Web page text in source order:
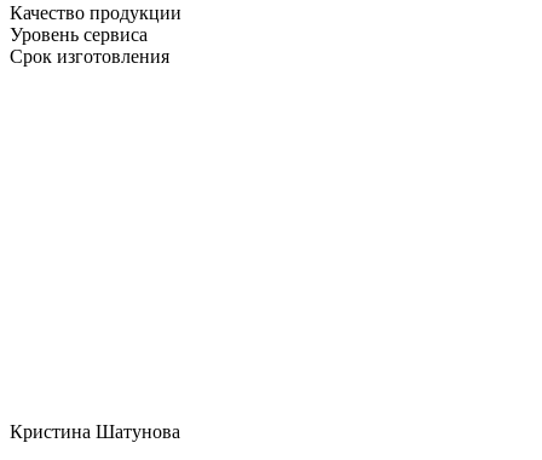
Качество продукции
Уровень сервиса
Срок изготовления
Кристина Шатунова